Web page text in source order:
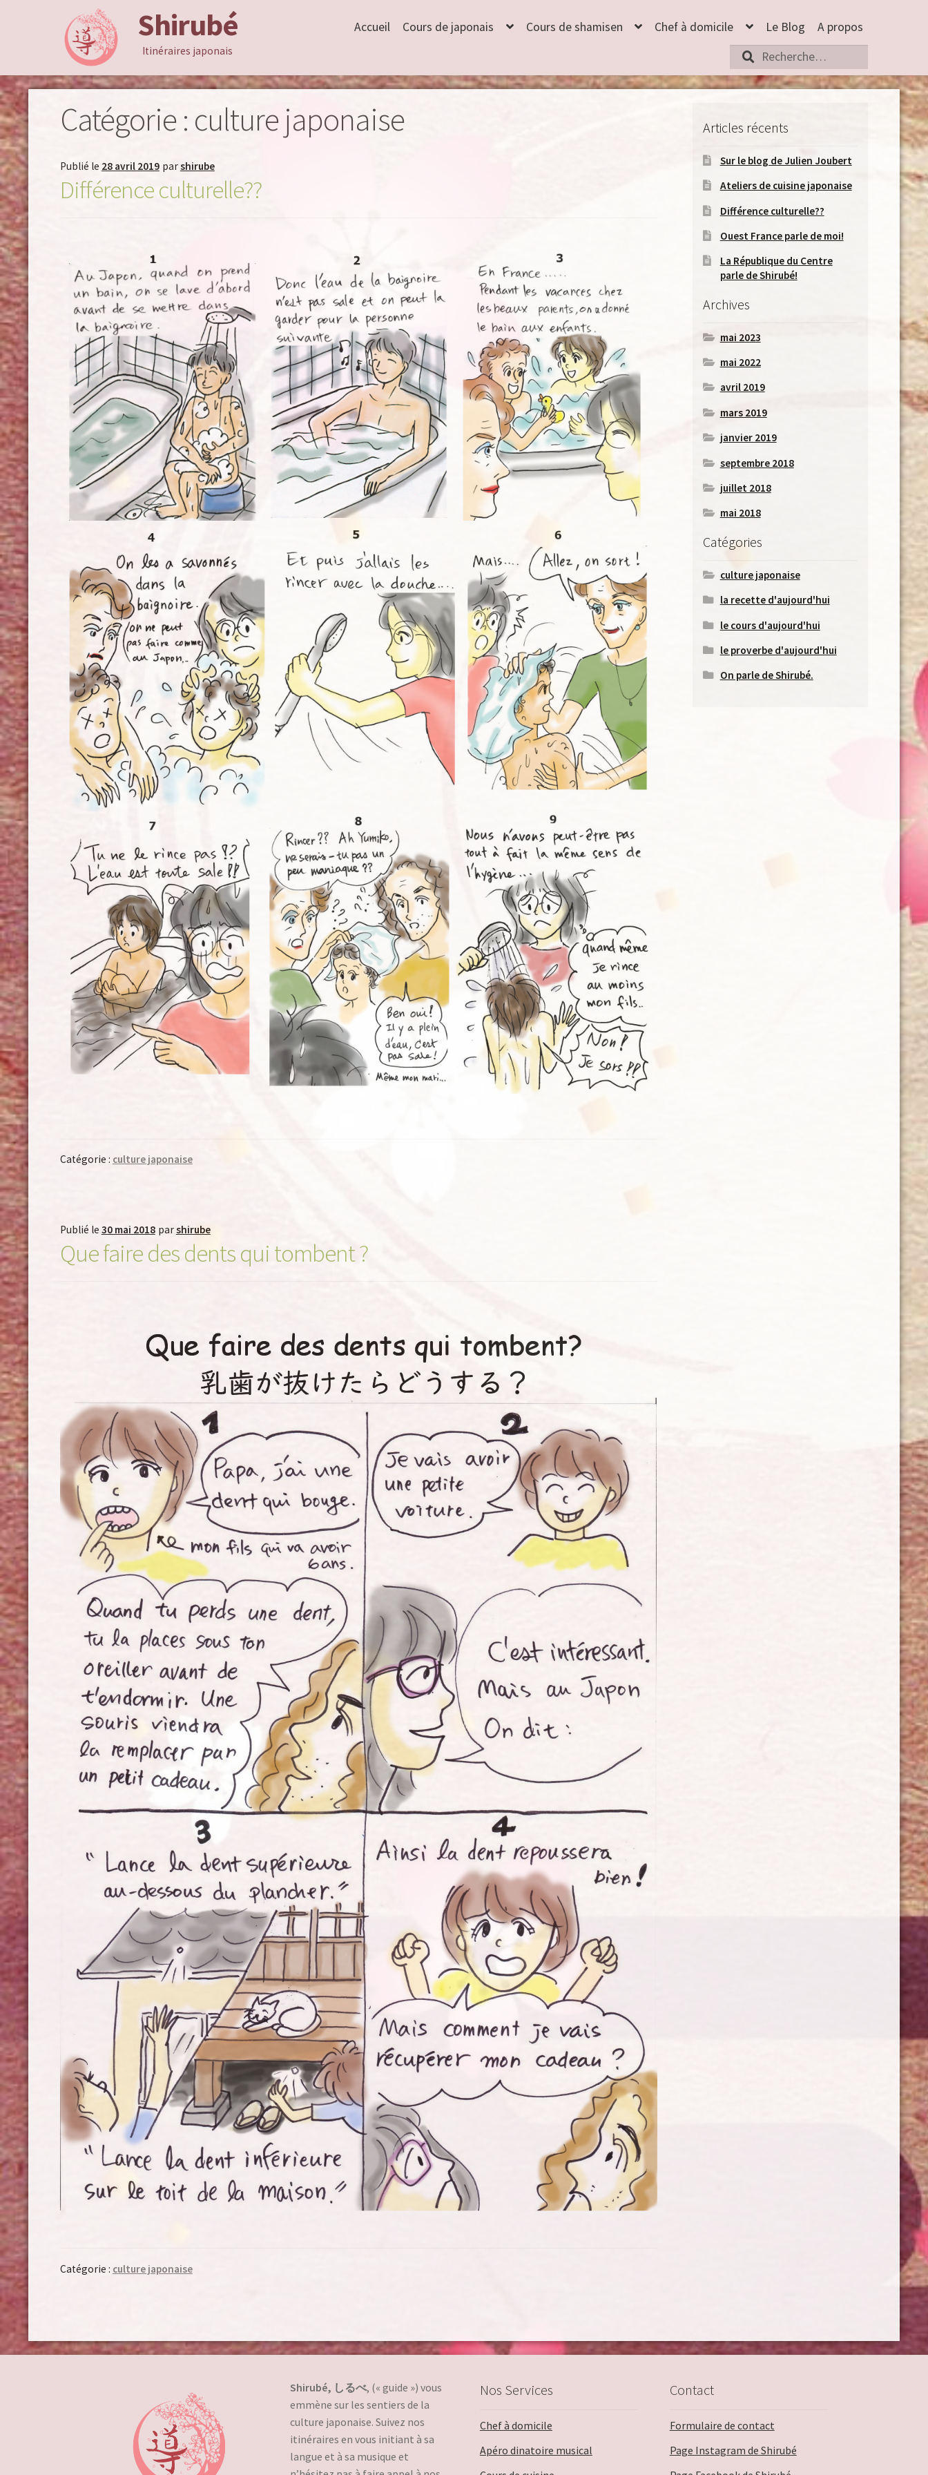
Aller
à
la
navigation
Aller
au
contenu
Shirubé
Itinéraires japonais
Accueil Cours de japonais Cours de shamisen Chef à domicile Le Blog
A propos
Rechercher
:
Catégorie : culture japonaise
Publié le 28 avril 2019 parshirube
Différence culturelle??
Catégorie : culture japonaise
Publié le 30 mai 2018 parshirube
Que faire des dents qui tombent ?
Catégorie : culture japonaise
Articles récents
Sur le blog de Julien Joubert
Ateliers de cuisine japonaise
Différence culturelle??
Ouest France parle de moi!
La République du Centre
parle de Shirubé!
Archives
mai 2023
mai 2022
avril 2019
mars 2019
janvier 2019
septembre 2018
juillet 2018
mai 2018
Catégories
culture japonaise
la recette d'aujourd'hui
le cours d'aujourd'hui
le proverbe d'aujourd'hui
On parle de Shirubé.
Shirubé, しるべ, (« guide ») vous
emmène sur les sentiers de la
culture japonaise. Suivez nos
itinéraires en vous initiant à sa
langue et à sa musique et
Nos Services
Chef à domicile
Apéro dinatoire musical
Contact
Formulaire de contact
Page Instagram de Shirubé